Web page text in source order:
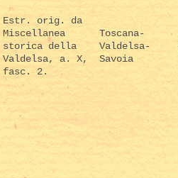
Estr. orig. da
Miscellanea
storica della
Valdelsa, a. X,
fasc. 2.
Toscana-
Valdelsa-
Savoia